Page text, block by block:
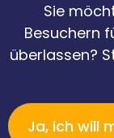
Sie
Besuchern
überlassen?
Ja, ich will